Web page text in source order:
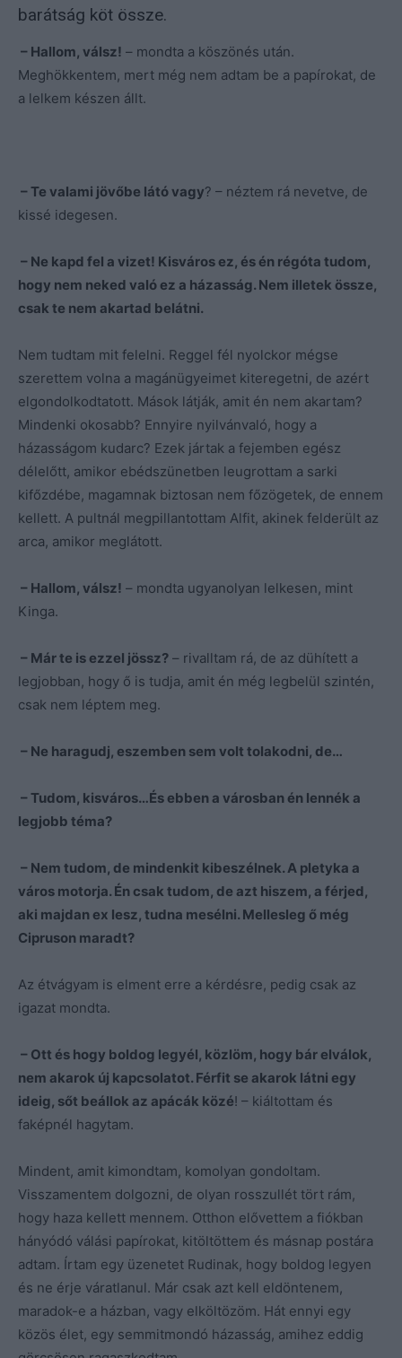
barátság köt össze.
– Hallom, válsz! – mondta a köszönés után.
Meghökkentem, mert még nem adtam be a papírokat, de
a lelkem készen állt.
– Te valami jövőbe látó vagy? – néztem rá nevetve, de
kissé idegesen.
– Ne kapd fel a vizet! Kisváros ez, és én régóta tudom,
hogy nem neked való ez a házasság. Nem illetek össze,
csak te nem akartad belátni.
Nem tudtam mit felelni. Reggel fél nyolckor mégse
szerettem volna a magánügyeimet kiteregetni, de azért
elgondolkodtatott. Mások látják, amit én nem akartam?
Mindenki okosabb? Ennyire nyilvánvaló, hogy a
házasságom kudarc? Ezek jártak a fejemben egész
délelőtt, amikor ebédszünetben leugrottam a sarki
kifőzdébe, magamnak biztosan nem főzögetek, de ennem
kellett. A pultnál megpillantottam Alfit, akinek felderült az
arca, amikor meglátott.
– Hallom, válsz! – mondta ugyanolyan lelkesen, mint
Kinga.
– Már te is ezzel jössz? – rivalltam rá, de az dühített a
legjobban, hogy ő is tudja, amit én még legbelül szintén,
csak nem léptem meg.
– Ne haragudj, eszemben sem volt tolakodni, de…
– Tudom, kisváros…És ebben a városban én lennék a
legjobb téma?
– Nem tudom, de mindenkit kibeszélnek. A pletyka a
város motorja. Én csak tudom, de azt hiszem, a férjed,
aki majdan ex lesz, tudna mesélni. Mellesleg ő még
Cipruson maradt?
Az étvágyam is elment erre a kérdésre, pedig csak az
igazat mondta.
– Ott és hogy boldog legyél, közlöm, hogy bár elválok,
nem akarok új kapcsolatot. Férfit se akarok látni egy
ideig, sőt beállok az apácák közé! – kiáltottam és
faképnél hagytam.
Mindent, amit kimondtam, komolyan gondoltam.
Visszamentem dolgozni, de olyan rosszullét tört rám,
hogy haza kellett mennem. Otthon elővettem a fiókban
hányódó válási papírokat, kitöltöttem és másnap postára
adtam. Írtam egy üzenetet Rudinak, hogy boldog legyen
és ne érje váratlanul. Már csak azt kell eldöntenem,
maradok-e a házban, vagy elköltözöm. Hát ennyi egy
közös élet, egy semmitmondó házasság, amihez eddig